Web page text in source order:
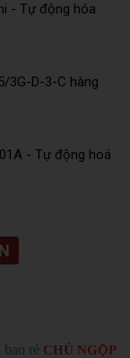
- Tự động hóa
3G-D-3-C hàng
- Tự động hoá
rẻ CHỦ NGỘP